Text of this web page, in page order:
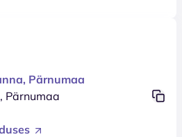
Pärnumaa
Pärnumaa